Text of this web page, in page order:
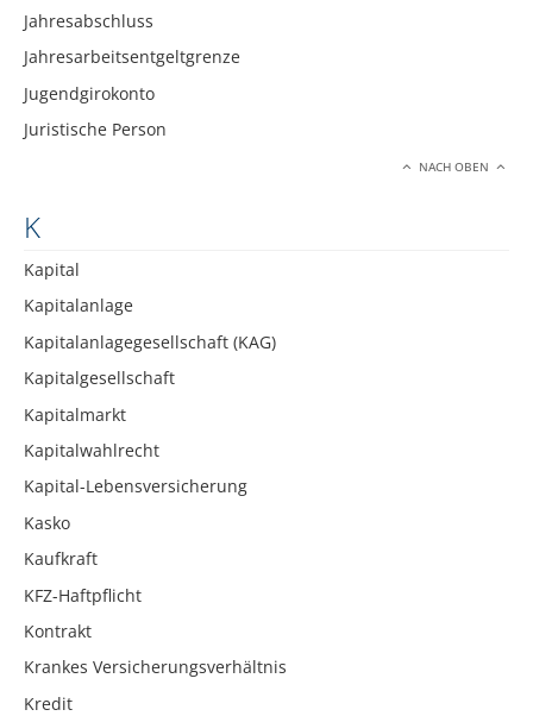
Jahresabschluss
Jahresarbeitsentgeltgrenze
Jugendgirokonto
Juristische Person
NACH OBEN
K
Kapital
Kapitalanlage
Kapitalanlagegesellschaft (KAG)
Kapitalgesellschaft
Kapitalmarkt
Kapitalwahlrecht
Kapital-Lebensversicherung
Kasko
Kaufkraft
KFZ-Haftpflicht
Kontrakt
Krankes Versicherungsverhältnis
Kredit